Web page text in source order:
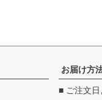
お届け方
■ ご注文日